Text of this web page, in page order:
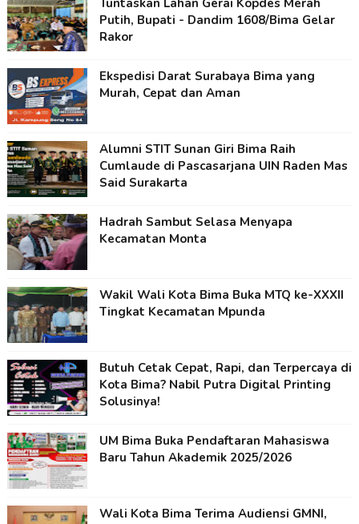
Tuntaskan Lahan Gerai Kopdes Merah
Putih, Bupati - Dandim 1608/Bima Gelar
Rakor
Ekspedisi Darat Surabaya Bima yang
Murah, Cepat dan Aman
Alumni STIT Sunan Giri Bima Raih
Cumlaude di Pascasarjana UIN Raden Mas
Said Surakarta
Hadrah Sambut Selasa Menyapa
Kecamatan Monta
Wakil Wali Kota Bima Buka MTQ ke-XXXII
Tingkat Kecamatan Mpunda
Butuh Cetak Cepat, Rapi, dan Terpercaya di
Kota Bima? Nabil Putra Digital Printing
Solusinya!
UM Bima Buka Pendaftaran Mahasiswa
Baru Tahun Akademik 2025/2026
Wali Kota Bima Terima Audiensi GMNI,